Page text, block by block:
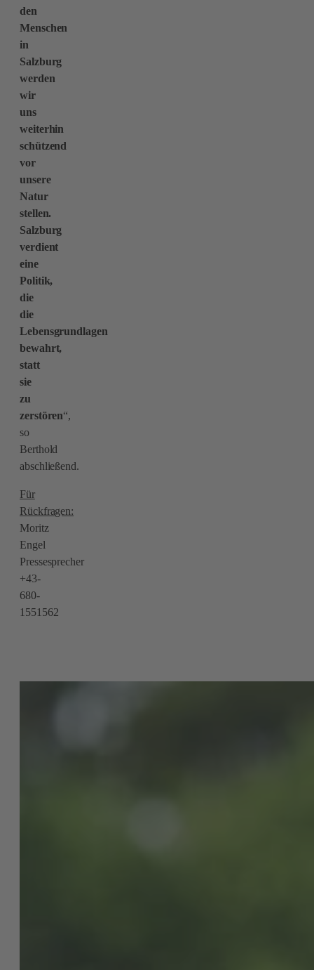
den
Menschen
in
Salzburg
werden
wir
uns
weiterhin
schützend
vor
unsere
Natur
stellen.
Salzburg
verdient
eine
Politik,
die
die
Lebensgrundlagen
bewahrt,
statt
sie
zu
zerstören“,
so
Berthold
abschließend.
Für
Rückfragen:
Moritz
Engel
Pressesprecher
+43-
680-
1551562